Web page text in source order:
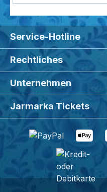
Service-Hotline
Rechtliches
Unternehmen
Jarmarka Tickets